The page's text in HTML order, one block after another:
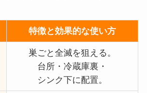
特徴と効果的な使い方
巣ごと全滅を狙える。
台所・冷蔵庫裏・
シンク下に配置。